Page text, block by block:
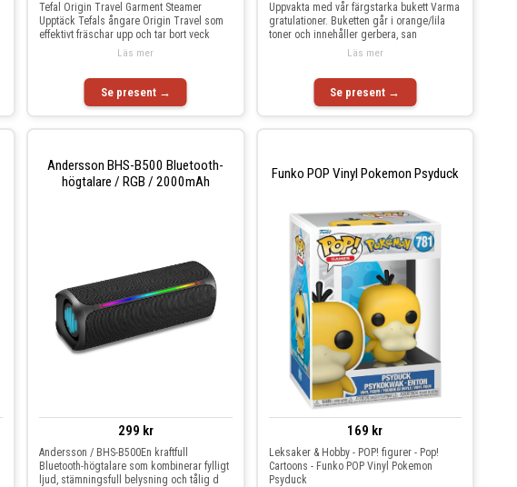
Tefal Origin Travel Garment Steamer
Upptäck Tefals ångare Origin Travel som
effektivt fräschar upp och tar bort veck
Se present →
Läs mer
Uppvakta med vår färgstarka bukett Varma
gratulationer. Buketten går i orange/lila
toner och innehåller gerbera, san
Se present →
Läs mer
Andersson BHS-B500 Bluetooth-
högtalare / RGB / 2000mAh
299 kr
Andersson / BHS-B500En kraftfull
Bluetooth-högtalare som kombinerar fylligt
ljud, stämningsfull belysning och tålig d
Funko POP Vinyl Pokemon Psyduck
169 kr
Leksaker & Hobby - POP! figurer - Pop!
Cartoons - Funko POP Vinyl Pokemon
Psyduck